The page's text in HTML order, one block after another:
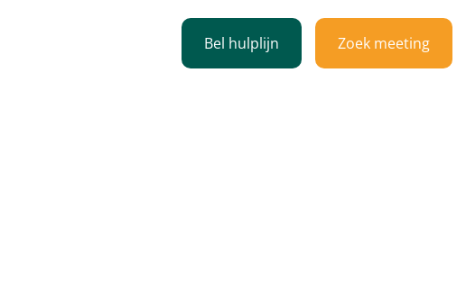
Bel hulplijn Zoek meeting